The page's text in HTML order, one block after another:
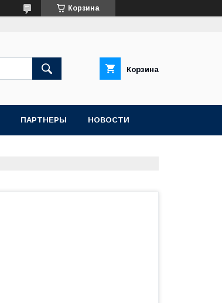
Корзина
Корзина
ПАРТНЕРЫ НОВОСТИ